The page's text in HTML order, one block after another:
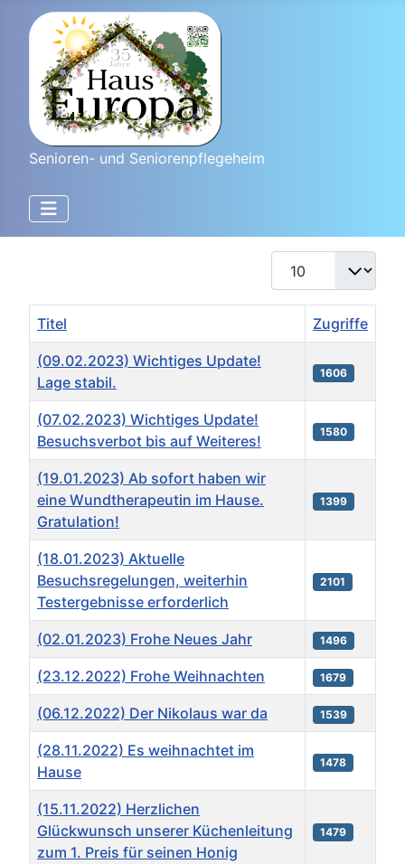
Senioren- und Seniorenpflegeheim
Anzeige #
Titel Zugriffe
(09.02.2023) Wichtiges Update!
Lage stabil.
1606
(07.02.2023) Wichtiges Update!
Besuchsverbot bis auf Weiteres!
1580
(19.01.2023) Ab sofort haben wir
eine Wundtherapeutin im Hause.
Gratulation!
1399
(18.01.2023) Aktuelle
Besuchsregelungen, weiterhin
Testergebnisse erforderlich
2101
(02.01.2023) Frohe Neues Jahr 1496
(23.12.2022) Frohe Weihnachten 1679
(06.12.2022) Der Nikolaus war da 1539
(28.11.2022) Es weihnachtet im
Hause
1478
(15.11.2022) Herzlichen
Glückwunsch unserer Küchenleitung
zum 1. Preis für seinen Honig
1479